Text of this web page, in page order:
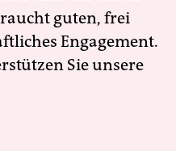
guten, frei
Engagement.
Sie unsere